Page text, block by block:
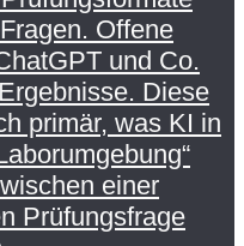
Offene
und Co.
Diese
primär, was KI in
einer
Prüfungsfrage